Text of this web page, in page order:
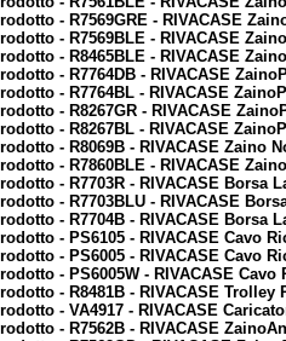
- R7569GRE - RIVACASE
- R7569BLE - RIVACASE
- R8465BLE - RIVACASE
- R7764DB - RIVACASE
- R7764BL - RIVACASE
- R8267GR - RIVACASE
- R8267BL - RIVACASE
- R8069B - RIVACASE Zaino
- R7860BLE - RIVACASE
- R7703R - RIVACASE Borsa
- R7703BLU - RIVACASE
- R7704B - RIVACASE Borsa
- PS6105 - RIVACASE Cavo
- PS6005 - RIVACASE Cavo
- PS6005W - RIVACASE
- R8481B - RIVACASE Trolley
- VA4917 - RIVACASE
- R7562B - RIVACASE